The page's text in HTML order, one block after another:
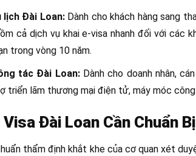
lịch Đài Loan:Dành cho khách hàng sang
cả dịch vụ khai e-visa nhanh đối với các
trong vòng 10 năm.
tác Đài Loan:Dành cho doanh nhân,
triển lãm thương mại điện tử, máy móc
Đài Loan Cần Chuẩn
thẩm định khắt khe của cơ quan xét